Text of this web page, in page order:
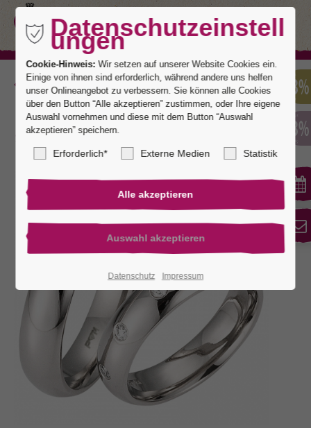
Zurück
Fingerschmeichler® 16
Datenschutzeinstell
ungen
Cookie-Hinweis: Wir setzen auf unserer Website Cookies ein.
Einige von ihnen sind erforderlich, während andere uns helfen
unser Onlineangebot zu verbessern. Sie können alle Cookies
über den Button “Alle akzeptieren” zustimmen, oder Ihre eigene
Auswahl vornehmen und diese mit dem Button “Auswahl
akzeptieren” speichern.
Erforderlich* Externe Medien Statistik
Datenschutz Impressum